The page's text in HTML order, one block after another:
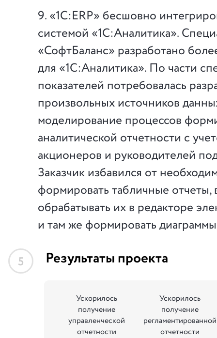
9. «1С:ERP» бесшовно
системой «1С:Аналитика».
«СофтБаланс» разработано
для «1С:Аналитика». По части
показателей потребовалась
произвольных источников
моделирование процессов
аналитической отчетности с
акционеров и руководителей
Заказчик избавился от
формировать табличные отчеты,
обрабатывать их в редакторе
и там же формировать
5 Результаты проекта
Ускорилось
получение
управленческой
отчетности
Ускорилось
получение
регламентированной
отчетности